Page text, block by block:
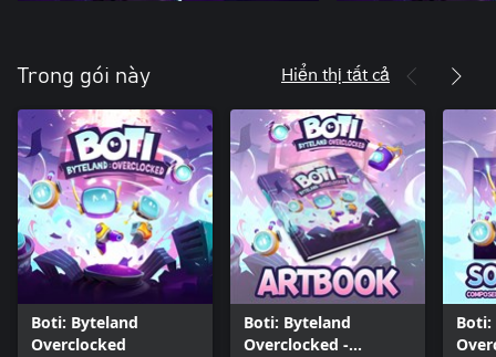
Trong gói này Hiển thị tất cả
Boti: Byteland
Overclocked
Boti: Byteland
Overclocked -
Boti: